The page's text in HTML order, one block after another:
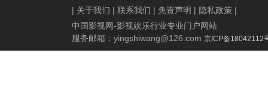
| 关于我们 | 联系我们 | 免责声明 | 隐私政策 |
中国影视网-影视娱乐行业专业门户网站
服务邮箱： yingshiwang@126.com 京ICP备18042112